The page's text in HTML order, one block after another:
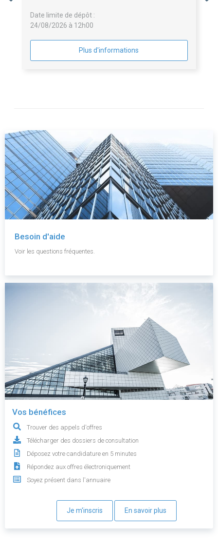
Date limite de dépôt :
24/08/2026 à 12h00
Plus d'informations
Besoin d'aide
Voir les questions fréquentes.
Vos bénéfices
Trouver des appels d'offres
Télécharger des dossiers de consultation
Déposez votre candidature en 5 minutes
Répondez aux offres électroniquement
Soyez présent dans l'annuaire
Je m'inscris En savoir plus